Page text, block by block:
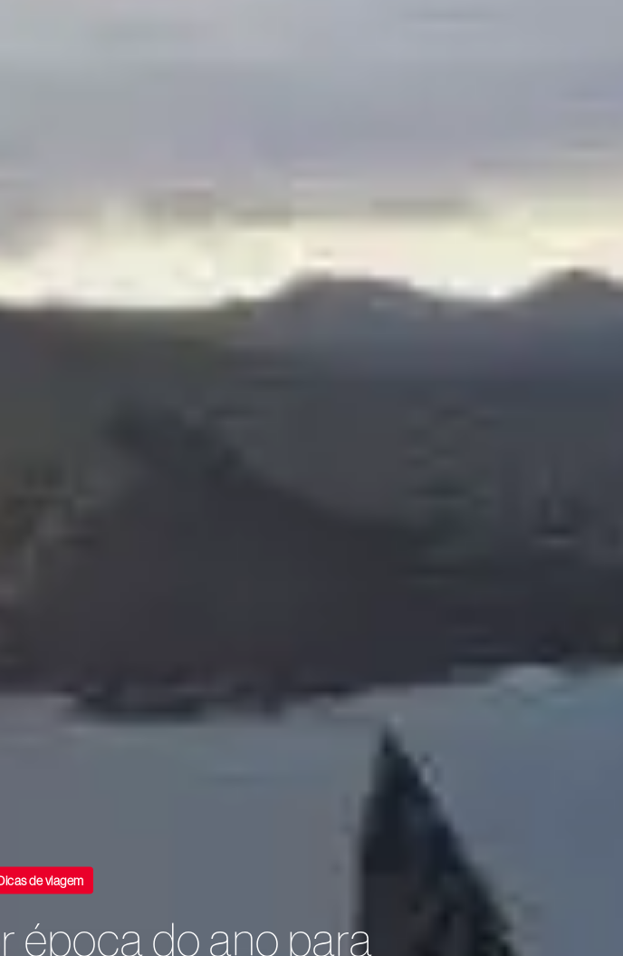
de viagem
época do ano para